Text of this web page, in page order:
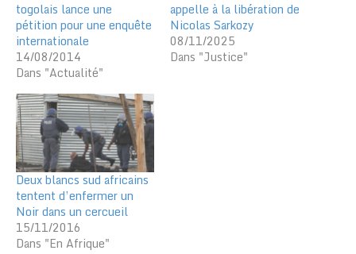
togolais lance une
pétition pour une enquête
internationale
14/08/2014
Dans "Actualité"
appelle à la libération de
Nicolas Sarkozy
08/11/2025
Dans "Justice"
Deux blancs sud africains
tentent d’enfermer un
Noir dans un cercueil
15/11/2016
Dans "En Afrique"